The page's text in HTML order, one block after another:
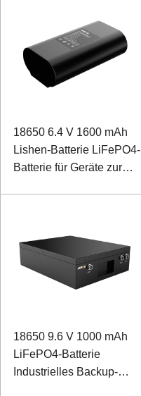
18650 6.4 V 1600 mAh
Lishen-Batterie LiFePO4-
Batterie für Geräte zur
18650 9.6 V 1000 mAh
LiFePO4-Batterie
Industrielles Backup-